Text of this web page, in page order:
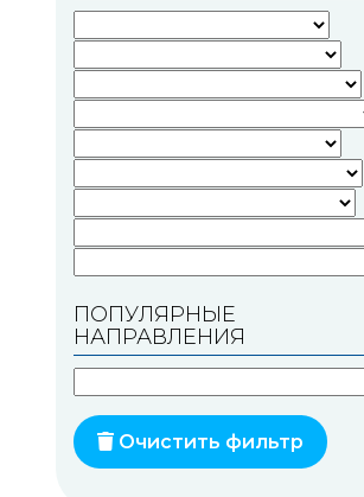
заказники
Озера и водоемы
Памятники археологии
Памятники геодезии
Памятники известным
людям
Монастыри
ПОПУЛЯРНЫЕ
НАПРАВЛЕНИЯ
Очистить фильтр